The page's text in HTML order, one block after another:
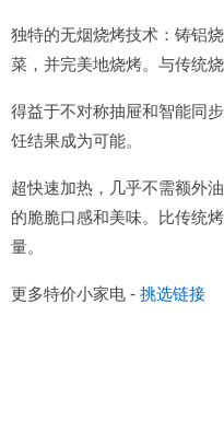
独特的无烟烧烤技术：铸铝
菜，并完美地烧烤。与传统
得益于不对称抽屉和智能同
饪结果成为可能。
超快速加热，几乎不需额外
的脆脆口感和美味。比传统
量。
更多特价小家电 - 挑选链接